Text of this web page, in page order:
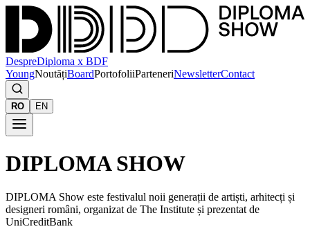
DespreDiploma x BDF
YoungNoutățiBoardPortofoliiParteneriNewsletterContact
RO EN
DIPLOMA SHOW
DIPLOMA Show este festivalul noii generații de artiști, arhitecți și
designeri români, organizat de The Institute și prezentat de
UniCreditBank